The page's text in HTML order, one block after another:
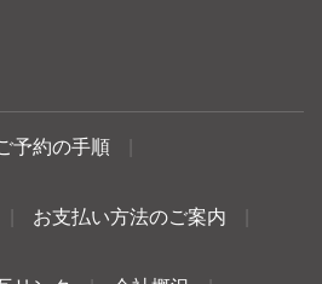
予約の手順
お支払い方法のご案内